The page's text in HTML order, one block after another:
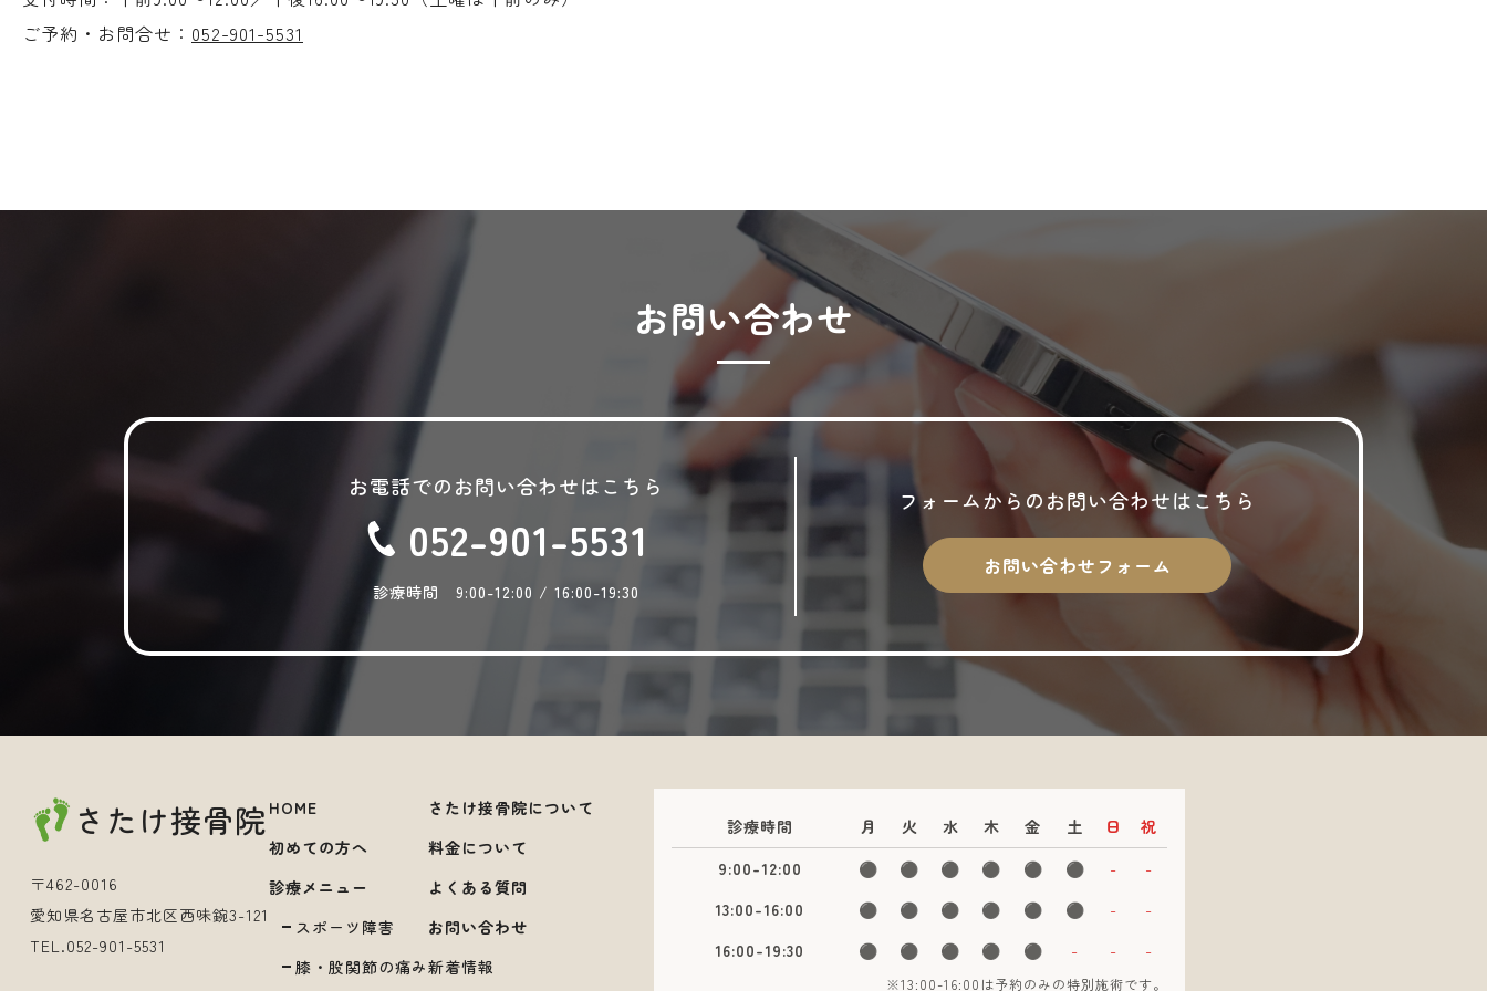
ご予約・お問合せ： 052-901-5531
お問い合わせ
お電話でのお問い合わせはこちら
052-901-5531
診療時間 9:00-12:00 / 16:00-19:30
フォームからのお問い合わせはこちら
お問い合わせフォーム
さたけ接骨院
〒462-0016
愛知県名古屋市北区西味鋺3-121
TEL.052-901-5531
HOME
初めての方へ
診療メニュー
スポーツ障害
膝・股関節の痛み
さたけ接骨院について
料金について
よくある質問
お問い合わせ
新着情報
診療時間 月 火 水 木 金 土 日
祝
9:00-12:00
⚫︎ ⚫︎ ⚫︎ ⚫︎ ⚫︎ ⚫︎ -
-
13:00-16:00
⚫︎ ⚫︎ ⚫︎ ⚫︎ ⚫︎ ⚫︎ -
-
16:00-19:30
⚫︎ ⚫︎ ⚫︎ ⚫︎ ⚫︎ - - -
※13:00-16:00は予約のみの特別施術です。